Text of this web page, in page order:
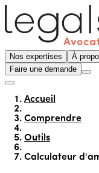
Nos expertises À
Faire une demande
Accueil
Comprendre
Outils
Calculateur